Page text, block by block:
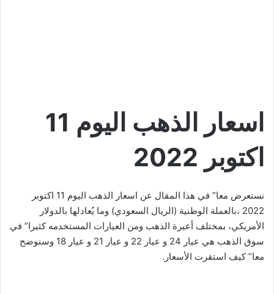
اسعار الذهب اليوم 11
اكتوبر 2022
نستعرض معا” في هذا المقال عن اسعار الذهب اليوم 11 اكتوبر
2022 ،بالعملة الوطنية (الريال السعودي) وما يُعادلها بالدولار
الأمريكي، بمختلف أعيرة الذهب ومن العيارات المستخدمه كثيرا” في
سوق الذهب هي عيار 24 و عيار 22 و عيار 21 و عيار 18 وسنوضح
معا” كيف استقرت الأسعار.